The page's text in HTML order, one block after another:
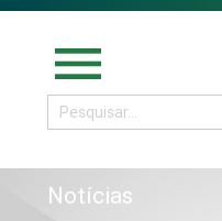
menu
Notícias